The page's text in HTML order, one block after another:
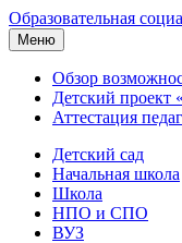
Образовательная
Меню
Обзор
Детский проект
Аттестация
Детский сад
Начальная школа
Школа
НПО и СПО
ВУЗ